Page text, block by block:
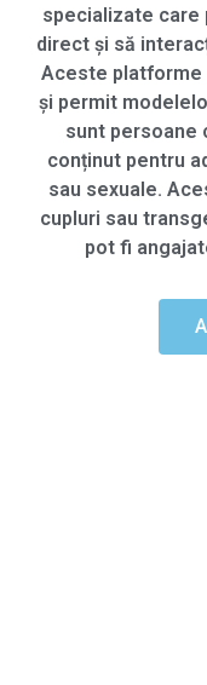
specializate care
direct și să
Aceste platforme
și permit
sunt persoane
conținut pentru
sau sexuale.
cupluri sau
pot fi